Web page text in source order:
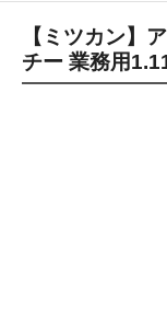
【ミツカン】
チー 業務用